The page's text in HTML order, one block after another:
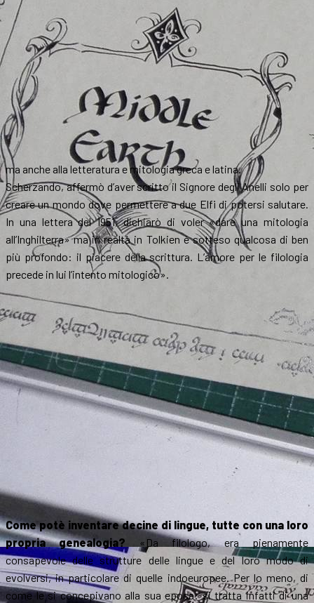
ma anche alla letteratura e mitologia greca e latina.
Scherzando, affermò d’aver scritto il Signore degli Anelli solo per
creare un mondo dove permettere a due Elfi di potersi salutare.
In una lettera del 1951, dichiarò di voler «dare una mitologia
all’Inghilterra» ma in realtà in Tolkien è sotteso qualcosa di ben
più profondo: il piacere della scrittura. L’amore per le filologia
precede in lui l’intento mitologico».
Come potè inventare decine di lingue, tutte con una loro
propria genealogia? «Da filologo, era pienamente
consapevole delle strutture delle lingue e del loro modo di
evolversi, in particolare di quelle indoeuropee. Per lo meno, di
come le si concepivano alla sua epoca: si tratta infatti di una